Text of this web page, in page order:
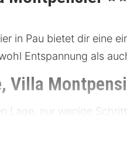
in Pau bietet dir eine
Entspannung als
Villa
Lage, nur wenige
Museen, die die